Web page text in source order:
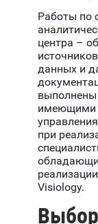
Работы по
центра –
данных и
выполнены
имеющими
при
Visiology.